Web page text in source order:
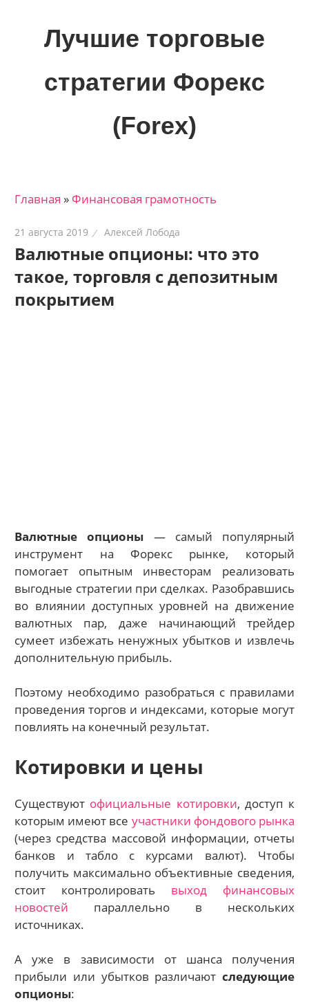
Лучшие торговые
стратегии Форекс
(Forex)
трейдеров
финансовых
рынках:
стратегии,
новости…
Главная » Финансовая грамотность
21 августа 2019 Алексей Лобода
Валютные опционы: что это
такое, торговля с депозитным
покрытием
Валютные опционы — самый популярный
инструмент на Форекс рынке, который
помогает опытным инвесторам реализовать
выгодные стратегии при сделках. Разобравшись
во влиянии доступных уровней на движение
валютных пар, даже начинающий трейдер
сумеет избежать ненужных убытков и извлечь
дополнительную прибыль.
Поэтому необходимо разобраться с правилами
проведения торгов и индексами, которые могут
повлиять на конечный результат.
Котировки и цены
Существуют официальные котировки, доступ к
которым имеют все участники фондового рынка
(через средства массовой информации, отчеты
банков и табло с курсами валют). Чтобы
получить максимально объективные сведения,
стоит контролировать выход финансовых
новостей параллельно в нескольких
источниках.
А уже в зависимости от шанса получения
прибыли или убытков различают следующие
опционы: